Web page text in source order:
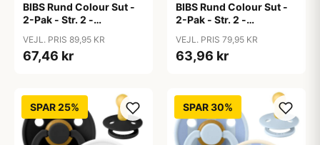
BIBS Rund Colour Sut -
2-Pak - Str. 2 -
Blue/Baby Blue
VEJL. PRIS 89,95 KR
67,46 kr
BIBS Rund Colour Sut -
2-Pak - Str. 2 -
Pink/Bubblegum
VEJL. PRIS 79,95 KR
63,96 kr
SPAR 25% SPAR 30%